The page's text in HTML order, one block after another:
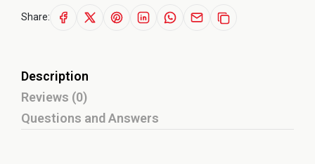
Share:
Description
Reviews (0)
Questions and Answers